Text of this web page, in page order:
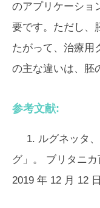
のアプリケーショ
要です。ただし、
たがって、治療用
の主な違いは、胚
参考文献:
1. ルグネッタ
グ」。 ブリタニ
2019 年 12 月 12